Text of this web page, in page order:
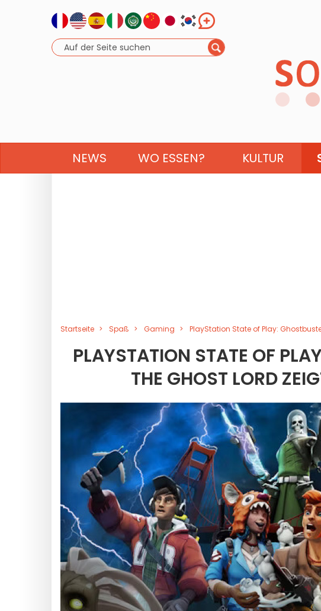
NEWS WO ESSEN? KULTUR
Startseite Spaß Gaming PlayStation State of Play:
PLAYSTATION STATE OF
THE GHOST LORD